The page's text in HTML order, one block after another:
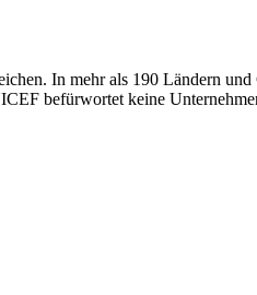
In mehr als 190 Ländern
befürwortet keine